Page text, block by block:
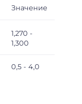
Значение
1,270 -
1,300
0,5 - 4,0